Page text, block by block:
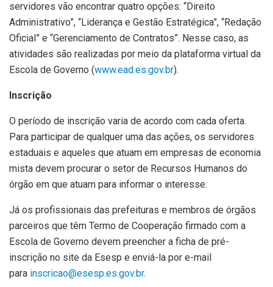
servidores vão encontrar quatro opções: “Direito
Administrativo”, “Liderança e Gestão Estratégica”, “Redação
Oficial” e “Gerenciamento de Contratos”. Nesse caso, as
atividades são realizadas por meio da plataforma virtual da
Escola de Governo (www.ead.es.gov.br).
Inscrição
O período de inscrição varia de acordo com cada oferta.
Para participar de qualquer uma das ações, os servidores
estaduais e aqueles que atuam em empresas de economia
mista devem procurar o setor de Recursos Humanos do
órgão em que atuam para informar o interesse.
Já os profissionais das prefeituras e membros de órgãos
parceiros que têm Termo de Cooperação firmado com a
Escola de Governo devem preencher a ficha de pré-
inscrição no site da Esesp e enviá-la por e-mail
para inscricao@esesp.es.gov.br.